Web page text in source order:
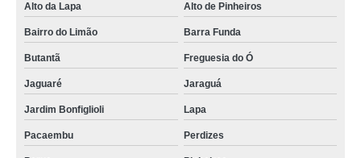
Alto da Lapa
Alto de Pinheiros
Bairro do Limão Barra Funda
Butantã Freguesia do Ó
Jaguaré Jaraguá
Jardim Bonfiglioli Lapa
Pacaembu Perdizes